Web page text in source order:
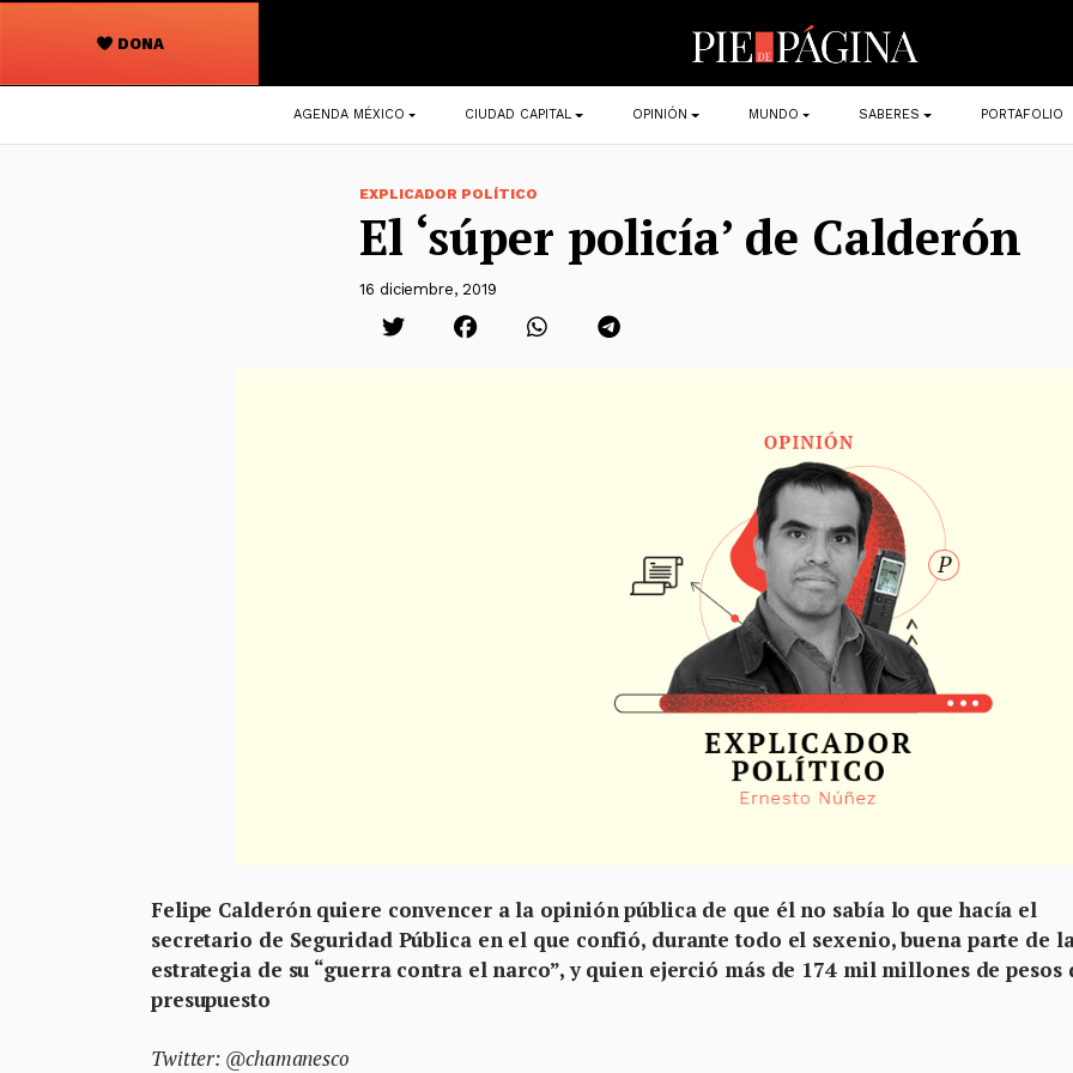
DONA
Navegación
principal
AGENDA MÉXICO CIUDAD CAPITAL OPINIÓN MUNDO SABERES PORTAFOLIO
EXPLICADOR POLÍTICO
El ‘súper policía’ de Calderón
16 diciembre, 2019
Felipe Calderón quiere convencer a la opinión pública de que él no sabía lo que hacía el
secretario de Seguridad Pública en el que confió, durante todo el sexenio, buena parte de
estrategia de su “guerra contra el narco”, y quien ejerció más de 174 mil millones de pesos
presupuesto
Twitter: @chamanesco